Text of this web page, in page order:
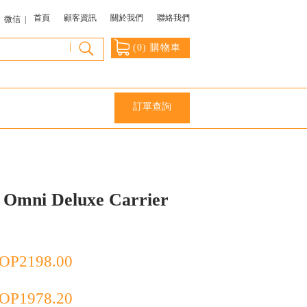
微信 | 首頁 顧客資訊 關於我們 聯絡我們
(0) 購物車
|
訂單查詢
Omni Deluxe Carrier
2198.00
1978.20